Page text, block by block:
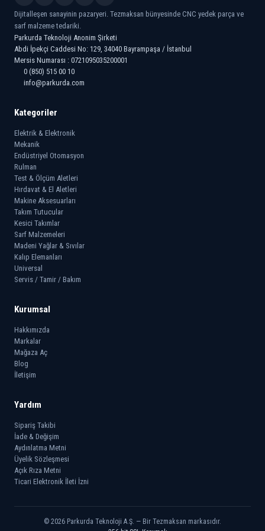
Dijitalleşen sanayinin pazaryeri. Tezmaksan bünyesinde CNC yedek parça ve
sarf malzeme tedariki.
Parkurda Teknoloji Anonim Şirketi
Abdi İpekçi Caddesi No: 129, 34040 Bayrampaşa / İstanbul
Mersis Numarası : 0721095035200001
0 (850) 515 00 10
info@parkurda.com
Kategoriler
Elektrik & Elektronik
Mekanik
Endüstriyel Otomasyon
Rulman
Test & Ölçüm Aletleri
Hırdavat & El Aletleri
Makine Aksesuarları
Takım Tutucular
Kesici Takımlar
Sarf Malzemeleri
Madeni Yağlar & Sıvılar
Kalıp Elemanları
Universal
Servis / Tamir / Bakım
Kurumsal
Hakkımızda
Markalar
Mağaza Aç
Blog
İletişim
Yardım
Sipariş Takibi
İade & Değişim
Aydınlatma Metni
Üyelik Sözleşmesi
Açık Rıza Metni
Ticari Elektronik İleti İzni
© 2026 Parkurda Teknoloji A.Ş. — Bir Tezmaksan markasıdır.